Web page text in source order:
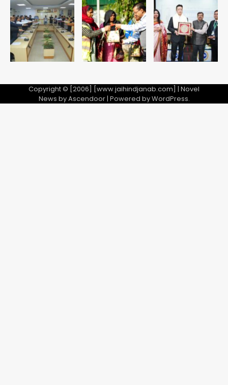
Copyright © [2006] [www.jaihindjanab.com] | Novel
News byAscendoor| Powered byWordPress.